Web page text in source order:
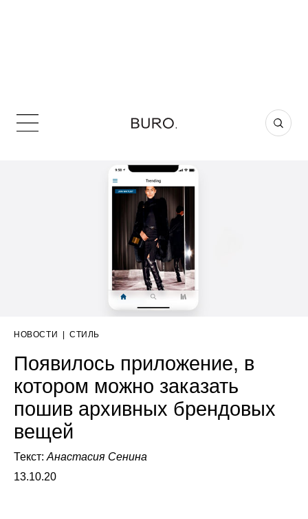
НОВОСТИ СТИЛЬ
Появилось приложение, в
котором можно заказать
пошив архивных брендовых
вещей
Текст: Анастасия Сенина
13.10.20